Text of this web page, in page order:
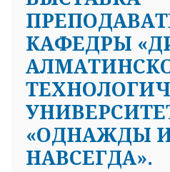
КАФЕДРЫ
«ОДНАЖДЫ
НАВСЕГДА».